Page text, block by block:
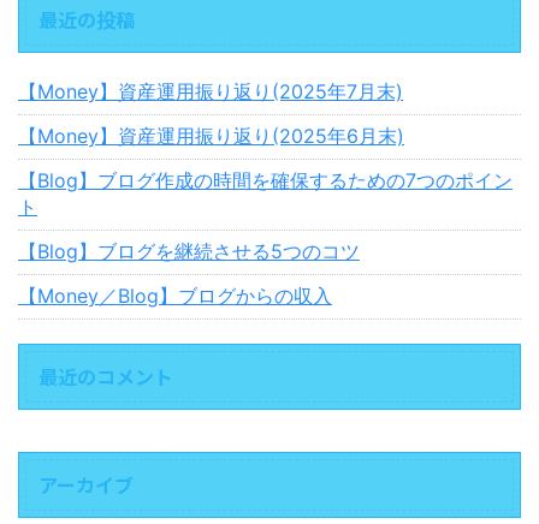
最近の投稿
【Money】資産運用振り返り(2025年7月末)
【Money】資産運用振り返り(2025年6月末)
【Blog】ブログ作成の時間を確保するための7つのポイン
ト
【Blog】ブログを継続させる5つのコツ
【Money／Blog】ブログからの収入
最近のコメント
アーカイブ